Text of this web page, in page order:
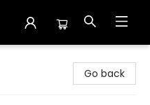
Go back